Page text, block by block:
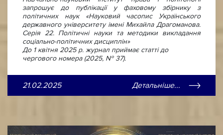
запрошує до публікації у фаховому збірнику з
політичних наук «Науковий часопис Українського
державного університету імені Михайла Драгоманова.
Серія 22. Політичні науки та методики викладання
соціально-політичних дисциплін»
До 1 квітня 2025 р. журнал приймає статті до
чергового номера (2025, № 37).
21.02.2025 Детальніше...